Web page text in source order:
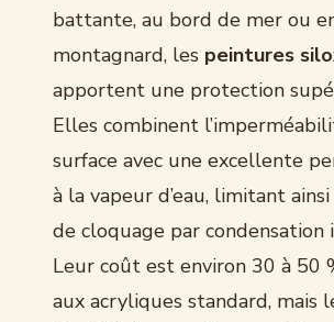
battante, au bord de mer ou
montagnard, les peintures
apportent une protection
Elles combinent
surface avec une excellente
à la vapeur d’eau, limitant
de cloquage par condensation
Leur coût est environ 30 à 50
aux acryliques standard, mais